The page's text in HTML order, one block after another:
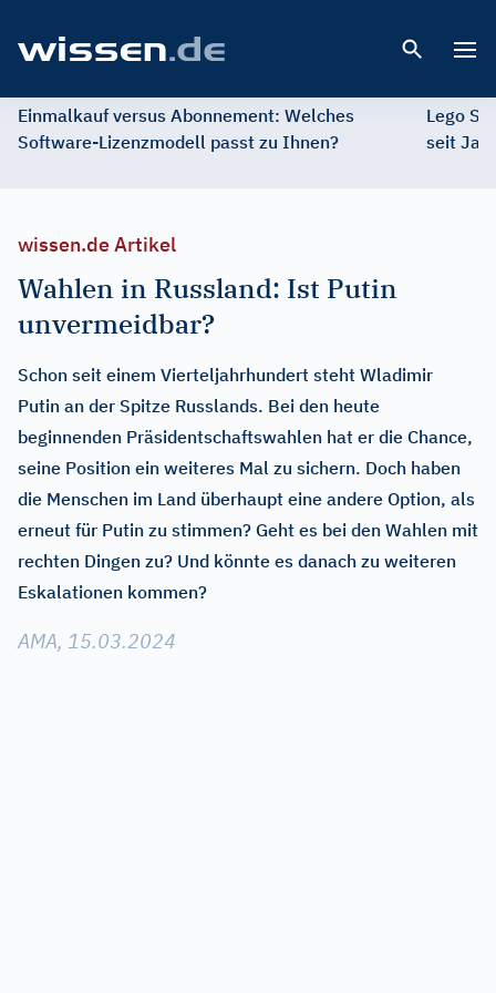
Einmalkauf versus Abonnement: Welches
Software-Lizenzmodell passt zu Ihnen?
Lego
seit
wissen.de Artikel
Wahlen in Russland: Ist Putin
unvermeidbar?
Schon seit einem Vierteljahrhundert steht Wladimir
Putin an der Spitze Russlands. Bei den heute
beginnenden Präsidentschaftswahlen hat er die Chance,
seine Position ein weiteres Mal zu sichern. Doch haben
die Menschen im Land überhaupt eine andere Option, als
erneut für Putin zu stimmen? Geht es bei den Wahlen mit
rechten Dingen zu? Und könnte es danach zu weiteren
Eskalationen kommen?
AMA, 15.03.2024